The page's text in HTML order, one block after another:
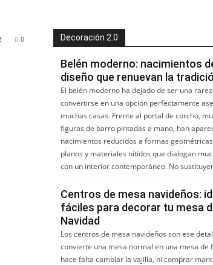
0 Decoración 2.0
Belén moderno: nacimientos
diseño que renuevan la
El belén moderno ha dejado de ser una
convertirse en una opción perfectamente
muchas casas. Frente al portal de corcho,
figuras de barro pintadas a mano, han
nacimientos reducidos a formas
planos y materiales nítidos que dialogan
con un interior contemporáneo. No
Centros de mesa navideños:
fáciles para decorar tu mesa
Navidad
Los centros de mesa navideños son ese
convierte una mesa normal en una mesa de
hace falta cambiar la vajilla, ni comprar